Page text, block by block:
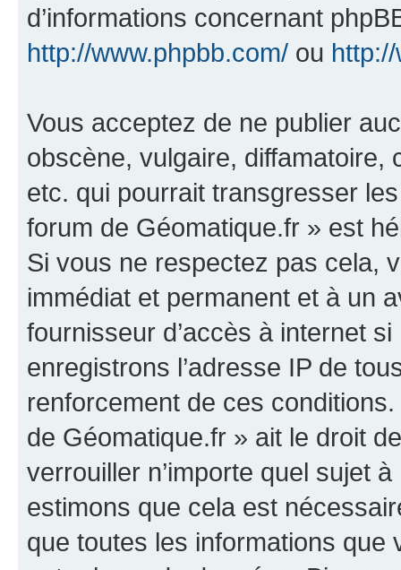
d’informations concernant
http://www.phpbb.com/ ou
Vous acceptez de ne publier
obscène, vulgaire, diffamatoire,
etc. qui pourrait transgresser
forum de Géomatique.fr » est
Si vous ne respectez pas cela,
immédiat et permanent et à un
fournisseur d’accès à internet
enregistrons l’adresse IP de
renforcement de ces
de Géomatique.fr » ait le droit
verrouiller n’importe quel sujet
estimons que cela est
que toutes les informations